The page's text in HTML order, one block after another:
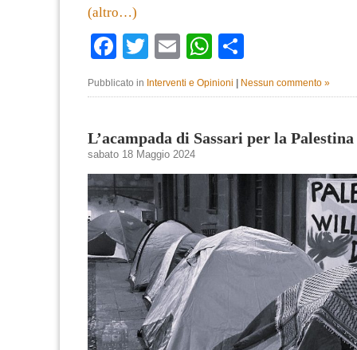
(altro…)
Facebook
TwitterEmailWhatsApp
Pubblicato in Interventi e Opinioni | Nessun commento »
L’acampada di Sassari per la Palestina
sabato 18 Maggio 2024